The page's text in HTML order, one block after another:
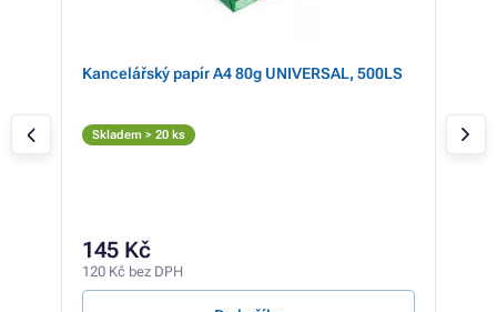
Kancelářský papír A4 80g UNIVERSAL, 500LS
Skladem > 20 ks
145 Kč
120 Kč bez DPH